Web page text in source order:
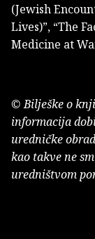
(Jewish
Lives)”, “The
Medicine at
© Bilješke o
informacija
uredničke
kao takve ne
uredništvom